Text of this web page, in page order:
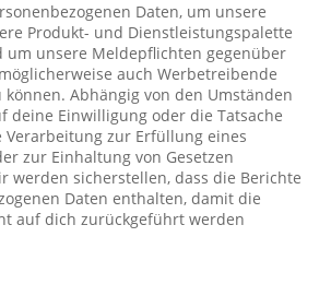
Daten, um unsere
Produkt- und Dienstleistungspalette
um unsere Meldepflichten gegenüber
auch Werbetreibende
Abhängig von den Umständen
deine Einwilligung oder die Tatsache
Verarbeitung zur Erfüllung eines
zur Einhaltung von Gesetzen
werden sicherstellen, dass die Berichte
Daten enthalten, damit die
auf dich zurückgeführt werden